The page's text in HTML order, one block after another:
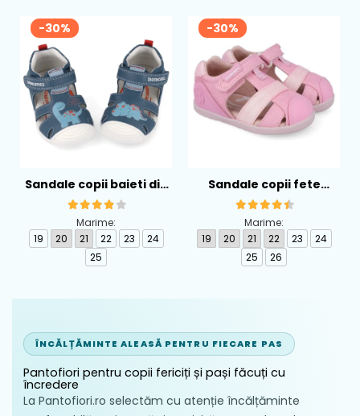
-30%
Sandale copii baieti din
piele Biomecanics,
Albastru - 262126-A556
Marime:
19
20 21 22 23
24
25
-30%
Sandale copii fete
calapod lat din textil
Biomecanics, Roz -
262194-A032
Marime:
19
20 21 22 23
24
25
26
ÎNCĂLȚĂMINTE ALEASĂ PENTRU FIECARE PAS
Pantofiori pentru copii fericiți și pași făcuți cu
încredere
La Pantofiori.ro selectăm cu atenție încălțăminte